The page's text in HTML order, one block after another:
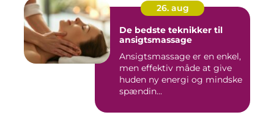
26. aug
De bedste teknikker til
ansigtsmassage
Ansigtsmassage er en enkel,
men effektiv måde at give
huden ny energi og mindske
spændin...